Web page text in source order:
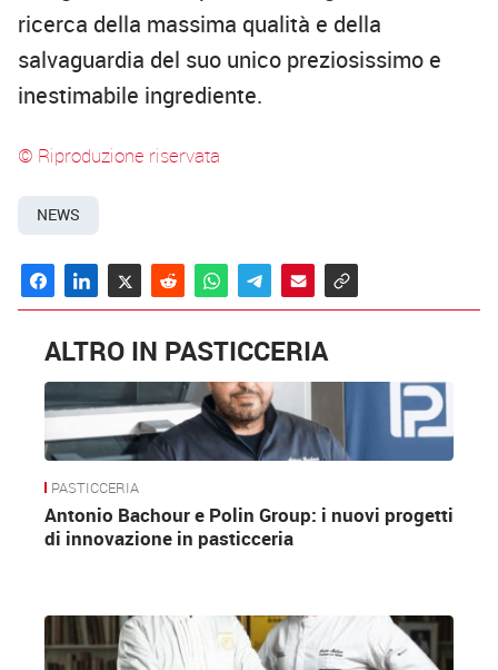
ricerca della massima qualità e della
salvaguardia del suo unico preziosissimo e
inestimabile ingrediente.
© Riproduzione riservata
NEWS
ALTRO IN PASTICCERIA
PASTICCERIA
Antonio Bachour e Polin Group: i nuovi progetti
di innovazione in pasticceria